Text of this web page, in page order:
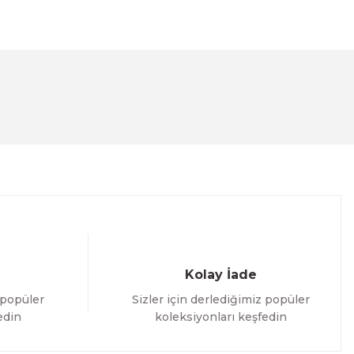
Kolay İade
Sizler için derlediğimiz popüler
koleksiyonları keşfedin